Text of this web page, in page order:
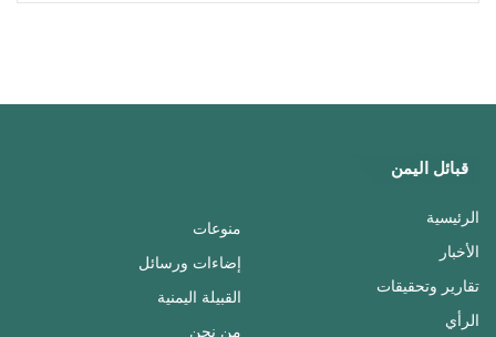
قبائل اليمن
الرئيسية
الأخبار
تقارير وتحقيقات
الرأي
منوعات
إضاءات ورسائل
القبيلة اليمنية
من نحن